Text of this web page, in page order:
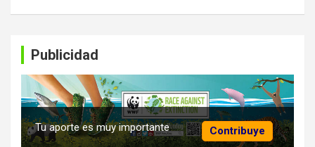
Publicidad
Contribuye
Tu aporte es muy importante